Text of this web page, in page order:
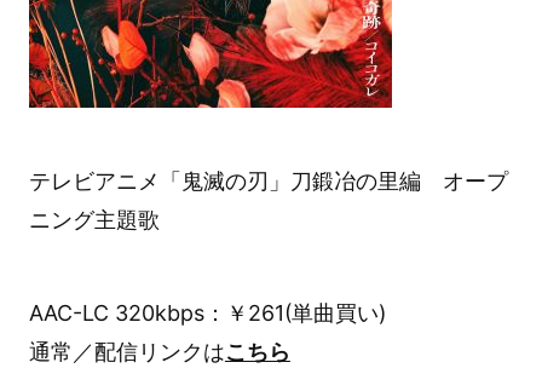
テレビアニメ「鬼滅の刃」刀鍛冶の里編 オープ
ニング主題歌
AAC-LC 320kbps：￥261(単曲買い)
通常／配信リンクはこちら